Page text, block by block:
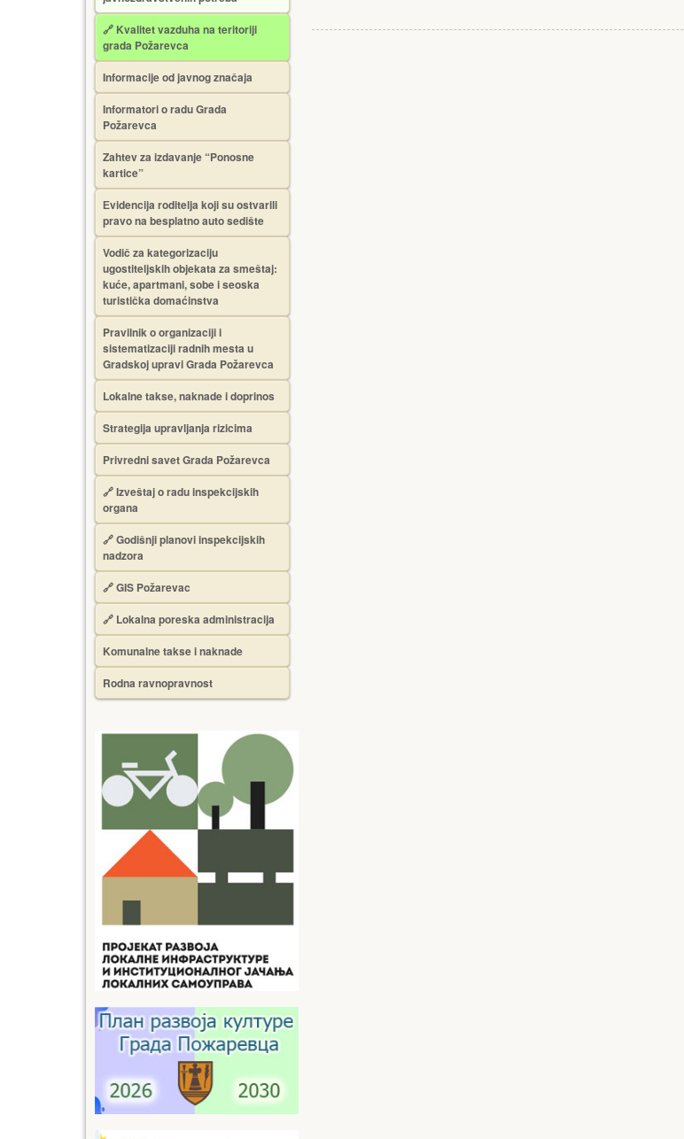
🔗 Kvalitet vazduha na teritoriji
grada Požarevca
Informacije od javnog značaja
Informatori o radu Grada
Požarevca
Zahtev za izdavanje “Ponosne
kartice”
Еvidencija roditelja koji su ostvarili
pravo na besplatno auto sedište
Vodič za kategorizaciju
ugostiteljskih objekata za smeštaj:
kuće, apartmani, sobe i seoska
turistička domaćinstva
Pravilnik o organizaciji i
sistematizaciji radnih mesta u
Gradskoj upravi Grada Požarevca
Lokalne takse, naknade i doprinos
Strategija upravljanja rizicima
Privredni savet Grada Požarevca
🔗Izveštaj o radu inspekcijskih
organa
🔗Godišnji planovi inspekcijskih
nadzora
🔗 GIS Požarevac
🔗 Lokalna poreska administracija
Komunalne takse i naknade
Rodna ravnopravnost